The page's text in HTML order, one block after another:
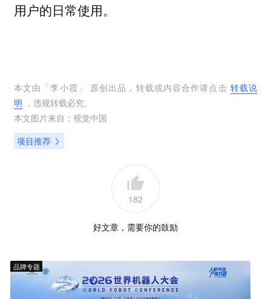
用户的日常使用。
本文由「 李小霞 」 原创出品，转载或内容合作请点击 转载说
明 ，违规转载必究。
本文图片来自： 视觉中国
项目推荐
182
好文章，需要你的鼓励
品牌专题